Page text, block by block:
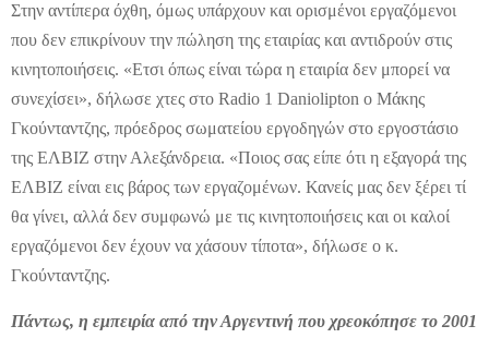
Στην αντίπερα όχθη, όμως υπάρχουν και ορισμένοι εργαζόμενοι
που δεν επικρίνουν την πώληση της εταιρίας και αντιδρούν στις
κινητοποιήσεις. «Ετσι όπως είναι τώρα η εταιρία δεν μπορεί να
συνεχίσει», δήλωσε χτες στο Radio 1 Daniolipton ο Μάκης
Γκούνταντζης, πρόεδρος σωματείου εργοδηγών στο εργοστάσιο
της ΕΛΒΙΖ στην Αλεξάνδρεια. «Ποιος σας είπε ότι η εξαγορά της
ΕΛΒΙΖ είναι εις βάρος των εργαζομένων. Κανείς μας δεν ξέρει τί
θα γίνει, αλλά δεν συμφωνώ με τις κινητοποιήσεις και οι καλοί
εργαζόμενοι δεν έχουν να χάσουν τίποτα», δήλωσε ο κ.
Γκούνταντζης.
Πάντως, η εμπειρία από την Αργεντινή που χρεοκόπησε το 2001